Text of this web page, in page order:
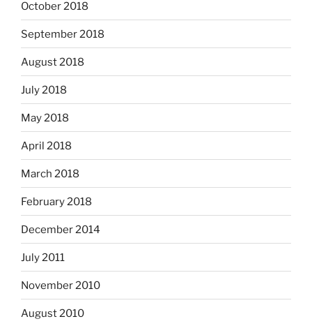
October 2018
September 2018
August 2018
July 2018
May 2018
April 2018
March 2018
February 2018
December 2014
July 2011
November 2010
August 2010